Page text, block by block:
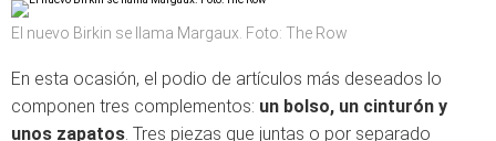
El nuevo Birkin se llama Margaux. Foto: The Row
En esta ocasión, el podio de artículos más deseados lo
componen tres complementos: un bolso, un cinturón y
unos zapatos. Tres piezas que juntas o por separado